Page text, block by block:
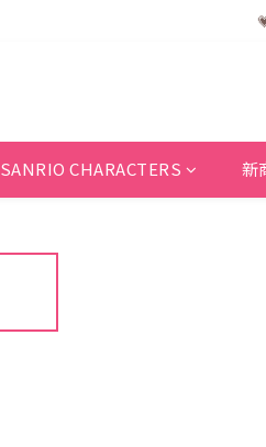
SANRIO CHARACTERS 新